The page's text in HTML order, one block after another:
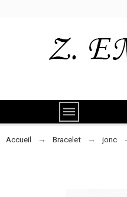
Accueil Bracelet jonc